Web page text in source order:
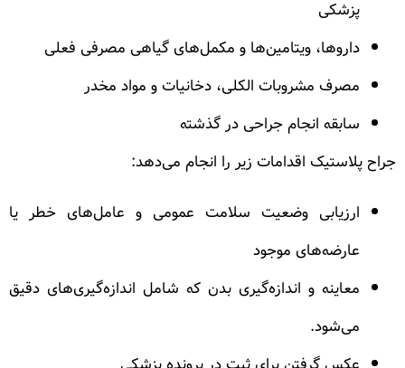
پزشکی
داروها، ویتامین‌ها و مکمل‌های گیاهی مصرفی فعلی
مصرف مشروبات الکلی، دخانیات و مواد مخدر
سابقه انجام جراحی در گذشته
جراح پلاستیک اقدامات زیر را انجام می‌دهد:
ارزیابی وضعیت سلامت عمومی و عامل‌های خطر یا
عارضه‌های موجود
معاینه و اندازه‌گیری بدن که شامل اندازه‌گیری‌های دقیق
می‌شود.